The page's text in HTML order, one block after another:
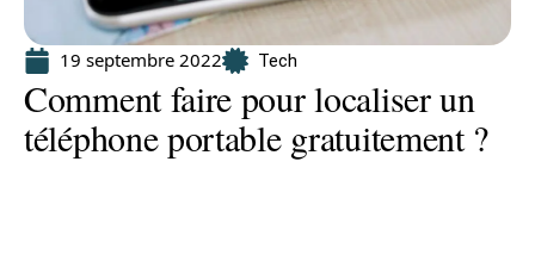
19 septembre 2022 Tech
Comment faire pour localiser un
téléphone portable gratuitement ?